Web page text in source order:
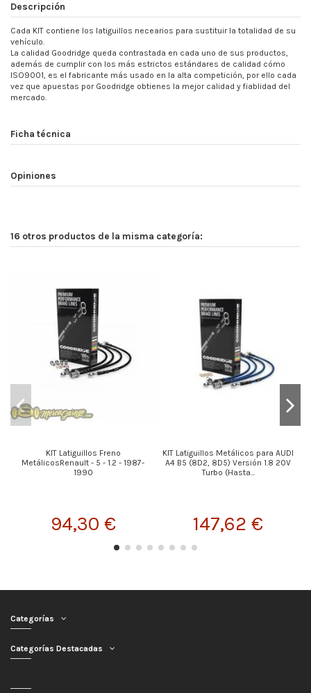
Descripción
Cada KIT contiene los latiguillos necearios para sustituir la totalidad de su
vehículo.
La calidad Goodridge queda contrastada en cada uno de sus productos,
además de cumplir con los más estrictos estándares de calidad cómo
ISO9001, es el fabricante más usado en la alta competición, por ello cada
vez que apuestas por Goodridge obtienes la mejor calidad y fiablidad del
mercado.
Ficha técnica
Opiniones
16 otros productos de la misma categoría:
KIT Latiguillos Freno
MetálicosRenault - 5 - 1.2 - 1987-
1990
94,30 €
KIT Latiguillos Metálicos para AUDI
A4 B5 (8D2, 8D5) Versión 1.8 20V
Turbo (Hasta...
147,62 €
Categorías
Categorías Destacadas